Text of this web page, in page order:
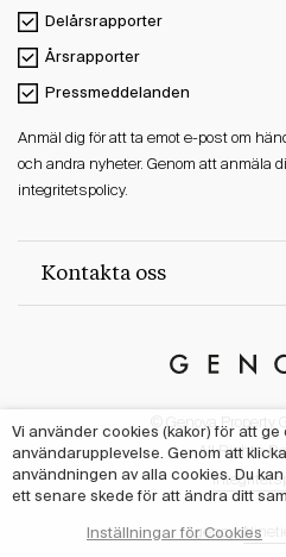
Delårsrapporter
Årsrapporter
Pressmeddelanden
Anmäl dig för att ta emot e-post om
och andra nyheter. Genom att anmäla
integritetspolicy.
Kontakta oss
© Genova Property
All Rights
Agency:
Vi använder cookies (kakor) för att ge
användarupplevelse. Genom att
användningen av alla cookies. Du
ett senare skede för att ändra ditt
Inställningar för Cookies